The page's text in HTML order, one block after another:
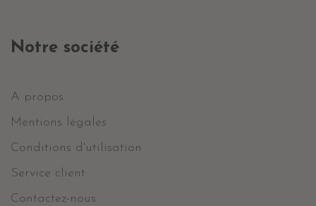
Notre société
A propos
Mentions légales
Conditions d'utilisation
Service client
Contactez-nous